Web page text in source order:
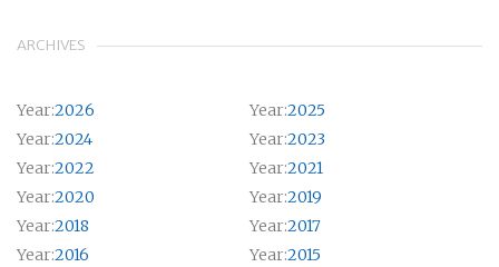
ARCHIVES
Year:2026 Year:2025
Year:2024 Year:2023
Year:2022 Year:2021
Year:2020 Year:2019
Year:2018 Year:2017
Year:2016 Year:2015